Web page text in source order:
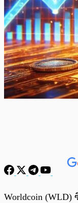
พร้อมเล่น
Worldcoin